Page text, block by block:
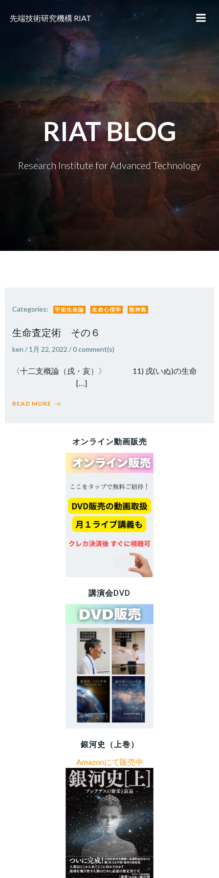
ス
キ
ッ
プ
先端技術研究機構 RIAT
RIAT BLOG
Research Institute for Advanced Technology
Categories: 宇宙生命論 生命心理学 龍神島
生命査定術 その６
ken / 1月 22, 2022 /0comment(s)
〈十二支概論（戌・亥）〉 11) 戌(いぬ)の生命
[…]
READ MORE
オンライン動画販売
講演会DVD
銀河史（上巻）
Amazonにて販売中